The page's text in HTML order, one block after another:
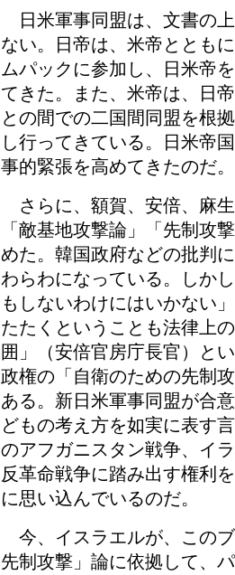
日米軍事同盟は、文書の
ない。日帝は、米帝ととも
ムパックに参加し、日米帝
てきた。また、米帝は、日
との間での二国間同盟を根
し行ってきている。日米帝
事的緊張を高めてきたのだ。
さらに、額賀、安倍、麻
「敵基地攻撃論」「先制攻
めた。韓国政府などの批判
わらわになっている。しか
もしないわけにはいかない
たたくということも法律上
囲」（安倍官房庁長官）と
政権の「自衛のための先制
ある。新日米軍事同盟が合
どもの考え方を如実に表す
のアフガニスタン戦争、イ
反革命戦争に踏み出す権利
に思い込んでいるのだ。
今、イスラエルが、この
先制攻撃」論に依拠して、